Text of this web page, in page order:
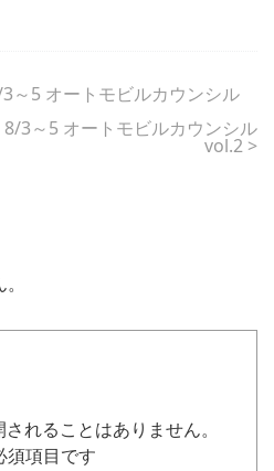
～5 オートモビルカウンシル
8/3～5 オートモビルカウンシル
vol.2 >
れることはありません。
須項目です